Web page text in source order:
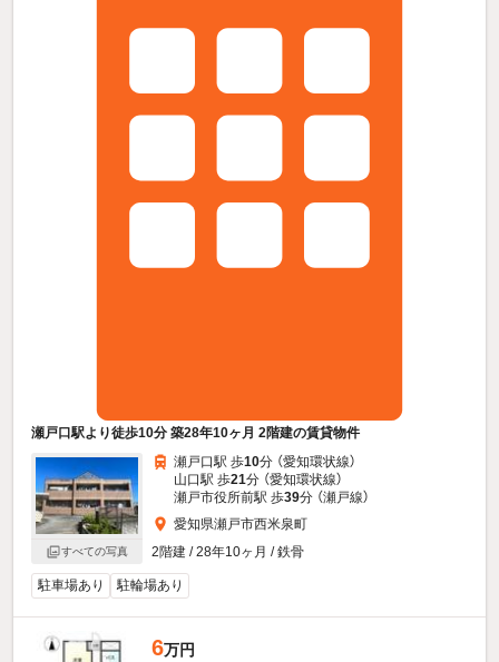
瀬戸口駅より徒歩10分 築28年10ヶ月 2階建の賃貸物件
すべての写真
瀬戸口駅 歩10分 （愛知環状線）
山口駅 歩21分 （愛知環状線）
瀬戸市役所前駅 歩39分 （瀬戸線）
愛知県瀬戸市西米泉町
2階建 / 28年10ヶ月 / 鉄骨
駐車場あり 駐輪場あり
6万円